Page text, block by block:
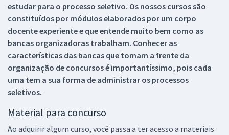
estudar para o processo seletivo. Os nossos cursos são
constituídos por módulos elaborados por um corpo
docente experiente e que entende muito bem como as
bancas organizadoras trabalham. Conhecer as
características das bancas que tomam a frente da
organização de concursos é importantíssimo, pois cada
uma tem a sua forma de administrar os processos
seletivos.
Material para concurso
Ao adquirir algum curso, você passa a ter acesso a materiais